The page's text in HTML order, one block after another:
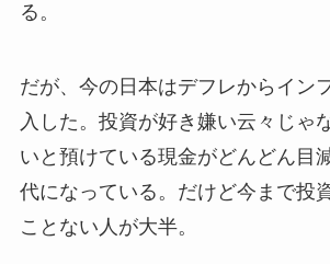
る。
だが、今の日本はデフレからイン
入した。投資が好き嫌い云々じゃ
いと預けている現金がどんどん目
代になっている。だけど今まで投
ことない人が大半。